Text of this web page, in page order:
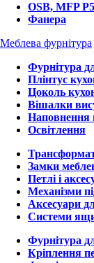
OSB, MFP P5
Фанера
Меблева фурнітура
Фурнітура
Плінтус
Цоколь
Вішалки
Наповнення
Освітлення
Замки
Петлі і
Механізми
Аксесуари
Системи
Фурнітура
Кріплення